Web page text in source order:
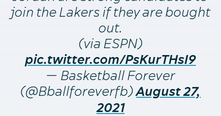
join the Lakers if they are bought
out.
(via ESPN)
pic.twitter.com/PsKurTHsI9
— Basketball Forever
(@Bballforeverfb)August 27,
2021